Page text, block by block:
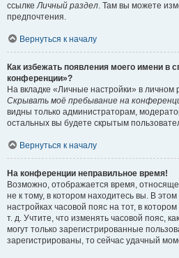
ссылкеЛичный раздел. Там вы можете
предпочтения.
Вернуться к началу
Как избежать появления моего имени в
конференции»?
На вкладке «Личные настройки» в
Скрывать моё пребывание на
видны только администраторам,
остальных вы будете скрытым
Вернуться к началу
На конференции неправильное время!
Возможно, отображается время,
не к тому, в котором находитесь вы. В
настройках часовой пояс на тот, в
т. д. Учтите, что изменять часовой пояс,
могут только зарегистрированные
зарегистрированы, то сейчас удачный